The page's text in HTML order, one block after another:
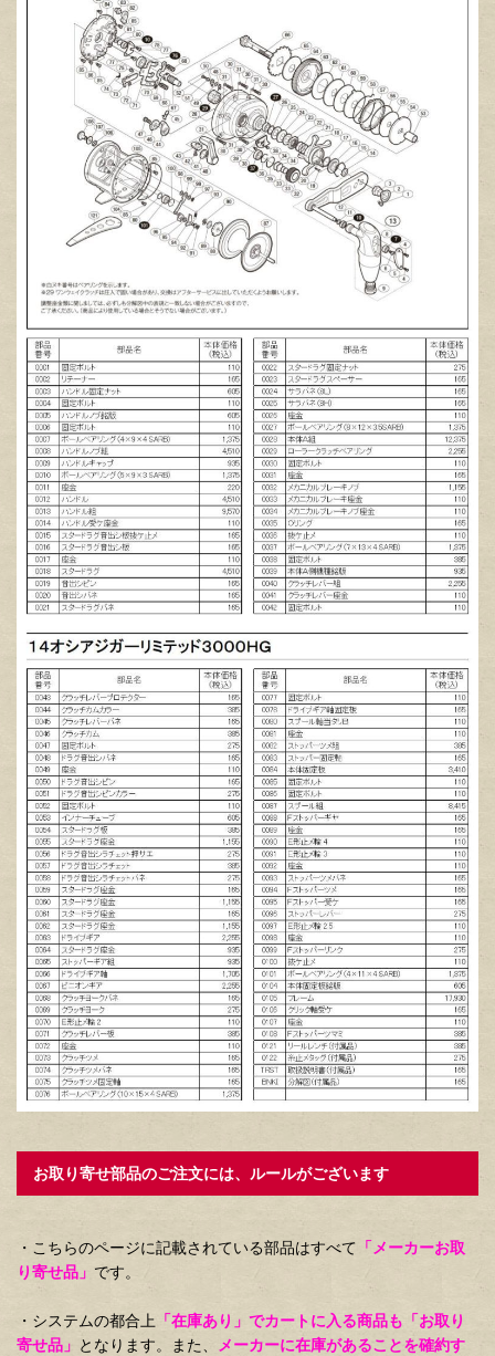
お取り寄せ部品のご注文には、ルールがございます
・こちらのページに記載されている部品はすべて 「メーカーお取
り寄せ品」 です。
・システムの都合上 「在庫あり」でカートに入る商品も「お取り
寄せ品」 となります。また、
メーカーに在庫があることを確約す